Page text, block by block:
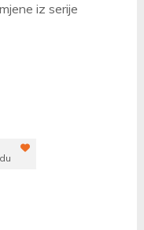
iz serije